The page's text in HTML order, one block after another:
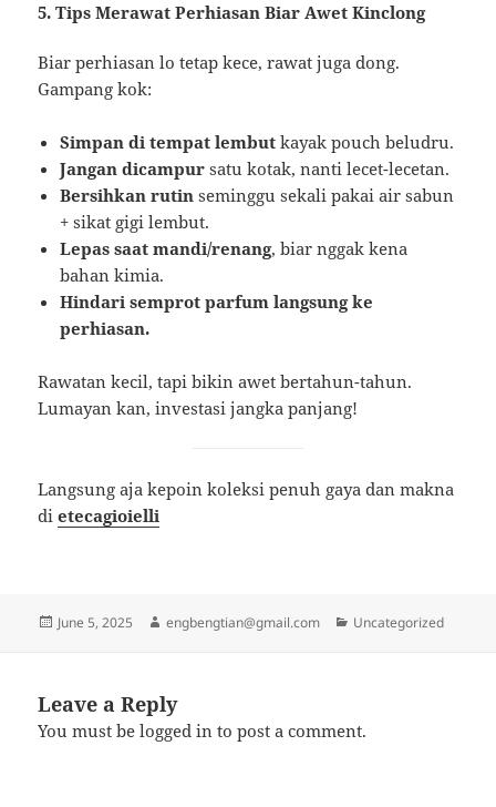
5. Tips Merawat Perhiasan Biar Awet Kinclong
Biar perhiasan lo tetap kece, rawat juga dong.
Gampang kok:
Simpan di tempat lembut kayak pouch beludru.
Jangan dicampur satu kotak, nanti lecet-lecetan.
Bersihkan rutin seminggu sekali pakai air sabun
+ sikat gigi lembut.
Lepas saat mandi/renang, biar nggak kena
bahan kimia.
Hindari semprot parfum langsung ke
perhiasan.
Rawatan kecil, tapi bikin awet bertahun-tahun.
Lumayan kan, investasi jangka panjang!
Langsung aja kepoin koleksi penuh gaya dan makna
dietecagioielli
Posted
June 5, 2025 Author
engbengtian@gmail.com Categories
Uncategorized
Leave a Reply
You must belogged in to post a comment.